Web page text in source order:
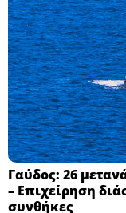
Γαύδος: 26
– Επιχείρηση
συνθήκες ​